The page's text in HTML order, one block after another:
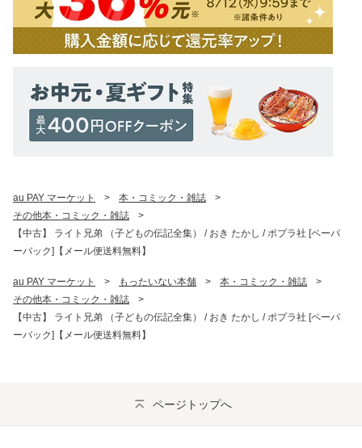
au PAY マーケット > 本・コミック・雑誌
>
その他本・コミック・雑誌
>
【中古】 ライト兄弟 （子どもの伝記全集） / おき たかし / ポプラ社 [ペーパ
ーバック]【メール便送料無料】
au PAY マーケット > もったいない本舗 > 本・コミック・雑誌
>
その他本・コミック・雑誌
>
【中古】 ライト兄弟 （子どもの伝記全集） / おき たかし / ポプラ社 [ペーパ
ーバック]【メール便送料無料】
ページトップへ